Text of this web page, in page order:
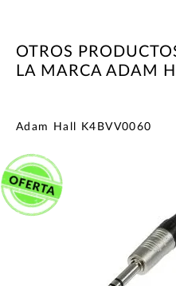
OTROS
LA MARCA ADAM
Adam Hall K4BVV0060